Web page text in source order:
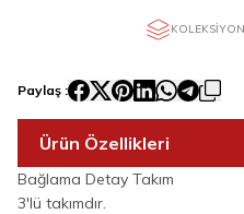
KOLEKSIYON
Paylaş :
Ürün Özellikleri
Bağlama Detay Takım
3'lü takımdır.